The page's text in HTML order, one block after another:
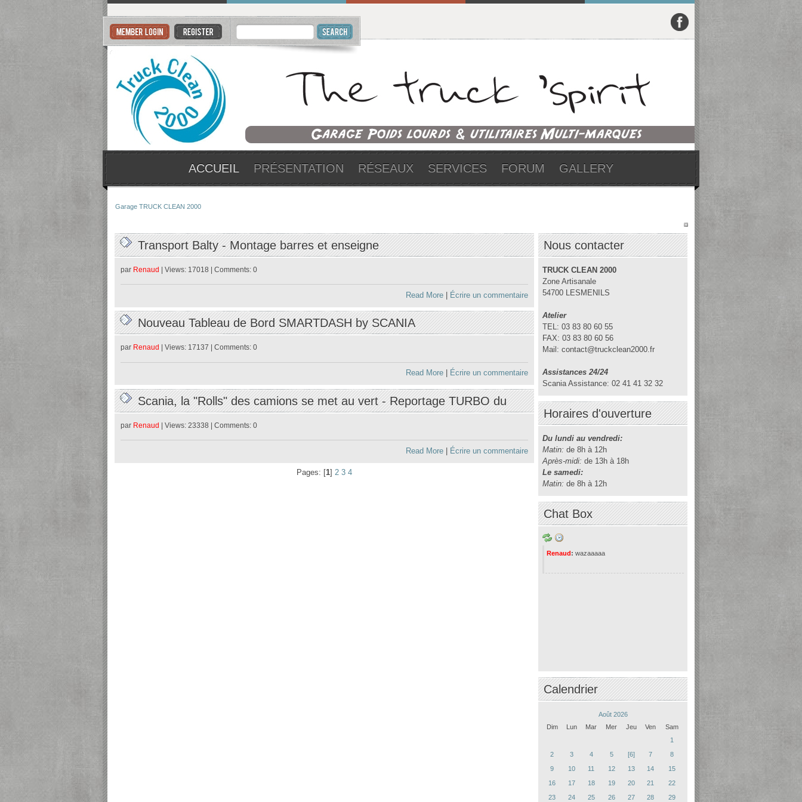
ACCUEIL PRÉSENTATION RÉSEAUX SERVICES FORUM GALLERY
Garage TRUCK CLEAN 2000
Transport Balty - Montage barres et enseigne
par Renaud | Views: 17018 | Comments: 0
Read More| Écrire un commentaire
Nouveau Tableau de Bord SMARTDASH by SCANIA
par Renaud | Views: 17137 | Comments: 0
Read More| Écrire un commentaire
Scania, la "Rolls" des camions se met au vert - Reportage TURBO du
26/02/2023
par Renaud | Views: 23338 | Comments: 0
Read More| Écrire un commentaire
Pages: [1] 2 3 4
Nous contacter
TRUCK CLEAN 2000
Zone Artisanale
54700 LESMENILS
Atelier
TEL: 03 83 80 60 55
FAX: 03 83 80 60 56
Mail: contact@truckclean2000.fr
Assistances 24/24
Scania Assistance: 02 41 41 32 32
Horaires d'ouverture
Du lundi au vendredi:
Matin: de 8h à 12h
Après-midi: de 13h à 18h
Le samedi:
Matin: de 8h à 12h
Chat Box
Renaud: wazaaaaa
Calendrier
Août 2026
Dim
Lun Mar Mer Jeu Ven
Sam
1
2
3 4 5 [6] 7
8
9
10 11 12 13 14
15
16
17 18 19 20 21
22
23
24 25 26 27 28 29